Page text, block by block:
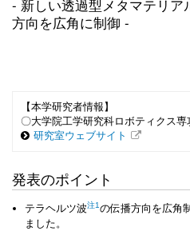
- 新しい透過型メタマテリア
方向を広角に制御 -
【本学研究者情報】
〇大学院工学研究科ロボティクス
研究室ウェブサイト
発表のポイント
テラヘルツ波注1の伝播方向を広角
ました。